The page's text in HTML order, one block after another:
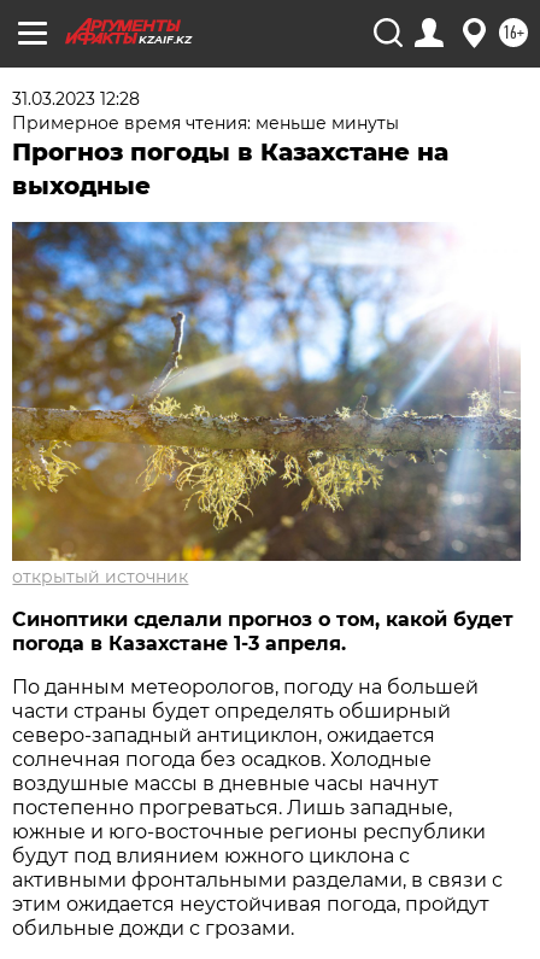
KZAIF.KZ 16+
31.03.2023 12:28
Примерное время чтения: меньше минуты
Прогноз погоды в Казахстане на
выходные
открытый источник
Синоптики сделали прогноз о том, какой будет
погода в Казахстане 1-3 апреля.
По данным метеорологов, погоду на большей
части страны будет определять обширный
северо-западный антициклон, ожидается
солнечная погода без осадков. Холодные
воздушные массы в дневные часы начнут
постепенно прогреваться. Лишь западные,
южные и юго-восточные регионы республики
будут под влиянием южного циклона с
активными фронтальными разделами, в связи с
этим ожидается неустойчивая погода, пройдут
обильные дожди с грозами.